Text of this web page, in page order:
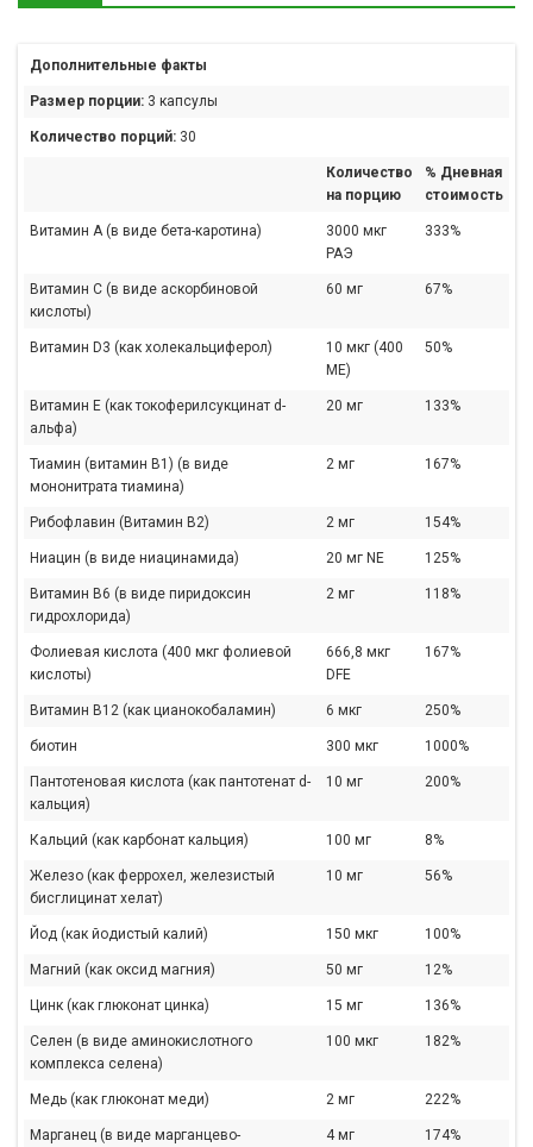
Дополнительные факты
Размер порции: 3 капсулы
Количество порций: 30
Количество
на порцию
% Дневная
стоимость
Витамин А (в виде бета-каротина)
3000 мкг
РАЭ
333%
Витамин С (в виде аскорбиновой
кислоты)
60 мг 67%
Витамин D3 (как холекальциферол)
10 мкг (400
МЕ)
50%
Витамин Е (как токоферилсукцинат d-
альфа)
20 мг 133%
Тиамин (витамин В1) (в виде
мононитрата тиамина)
2 мг 167%
Рибофлавин (Витамин В2) 2 мг 154%
Ниацин (в виде ниацинамида) 20 мг NE 125%
Витамин В6 (в виде пиридоксин
гидрохлорида)
2 мг 118%
Фолиевая кислота (400 мкг фолиевой
кислоты)
666,8 мкг
DFE
167%
Витамин В12 (как цианокобаламин) 6 мкг 250%
биотин 300 мкг 1000%
Пантотеновая кислота (как пантотенат d-
кальция)
10 мг 200%
Кальций (как карбонат кальция) 100 мг 8%
Железо (как феррохел, железистый
бисглицинат хелат)
10 мг 56%
Йод (как йодистый калий) 150 мкг 100%
Магний (как оксид магния) 50 мг 12%
Цинк (как глюконат цинка) 15 мг 136%
Селен (в виде аминокислотного
комплекса селена)
100 мкг 182%
Медь (как глюконат меди) 2 мг 222%
Марганец (в виде марганцево-
4 мг 174%